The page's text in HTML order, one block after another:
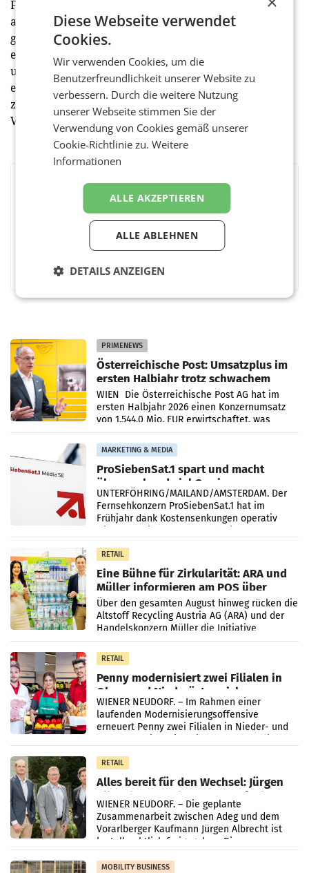
Fast Lane für Handelsmitarbeiter, um die täglich
anfallenden Arbeitsprozesse im Handel nicht zu
gefährden. Darüber hinaus muss bundesweit
einheitlich bei einer Testung von Verdachtspersonen
umgehend ein vorläufiger Absonderungsbescheid
erlassen werden, damit der Dienstgeber jedenfalls
zur Geltendmachung einer
Verdienstentgangsentschädigung berechtigt ist. (red)
BEWERTEN SIE DIESEN ARTIKEL
PRIMENEWS
Österreichische Post: Umsatzplus im
ersten Halbjahr trotz schwachem
Briefgeschäft
WIEN Die Österreichische Post AG hat im
ersten Halbjahr 2026 einen Konzernumsatz
von 1.544,0 Mio. EUR erwirtschaftet, was
einem Plus von 3,8 Prozent gegenüber dem
Vergleichszeitraum
MARKETING & MEDIA
ProSiebenSat.1 spart und macht
überraschend viel Gewinn
UNTERFÖHRING/MAILAND/AMSTERDAM. Der
Fernsehkonzern ProSiebenSat.1 hat im
Frühjahr dank Kostensenkungen operativ
RETAIL
Eine Bühne für Zirkularität: ARA und
Müller informieren am POS über
Kreislauffähigkeit
Über den gesamten August hinweg rücken die
Altstoff Recycling Austria AG (ARA) und der
Handelskonzern Müller die Initiative
„Kreislauf-Helden“ in allen österreichischen
Müller-Filialen
RETAIL
Penny modernisiert zwei Filialen in
Ober- und Niederösterreich
WIENER NEUDORF. – Im Rahmen einer
laufenden Modernisierungsoffensive
erneuert Penny zwei Filialen in Nieder- und
RETAIL
Alles bereit für den Wechsel: Jürgen
Albrecht setzt ab 1.1.2027 auf Adeg
WIENER NEUDORF. – Die geplante
Zusammenarbeit zwischen Adeg und dem
Vorarlberger Kaufmann Jürgen Albrecht ist
kartellrechtlich freigegeben: Die
Bundeswettbewerbsbehörde und der
Bundeskartellanwalt
MOBILITY BUSINESS
Diese Webseite verwendet
Cookies.
Wir verwenden Cookies, um die
Benutzerfreundlichkeit unserer Website zu
verbessern. Durch die weitere Nutzung
unserer Webseite stimmen Sie der
Verwendung von Cookies gemäß unserer
Cookie-Richtlinie zu.Weitere
Informationen
ALLE AKZEPTIEREN
ALLE ABLEHNEN
DETAILS ANZEIGEN